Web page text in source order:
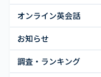
オンライン英会話
お知らせ
調査・ランキング